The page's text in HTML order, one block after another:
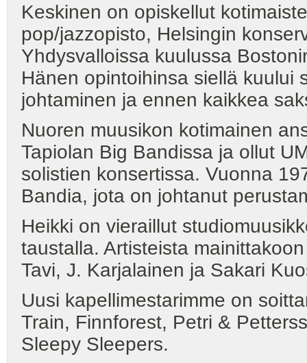
Keskinen on opiskellut
pop/jazzopisto, Helsingin
Yhdysvalloissa kuulussa
Hänen opintoihinsa siellä kuului
johtaminen ja ennen kaikkea
Nuoren muusikon kotimainen
Tapiolan Big Bandissa ja ollut
solistien konsertissa. Vuonna
Bandia, jota on johtanut
Heikki on vieraillut
taustalla. Artisteista
Tavi, J. Karjalainen ja Sakari
Uusi kapellimestarimme on
Train, Finnforest, Petri &
Sleepy Sleepers.